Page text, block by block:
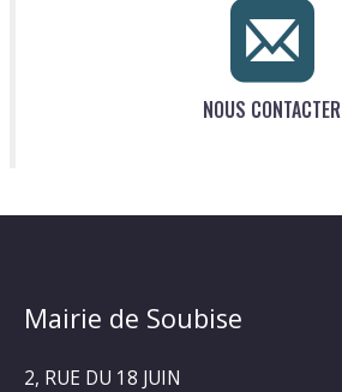
NOUS CONTACTER
Mairie de Soubise
2, RUE DU 18 JUIN